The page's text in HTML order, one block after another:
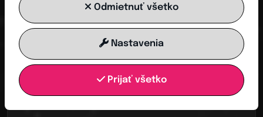
Odmietnuť všetko
Nastavenia
Prijať všetko